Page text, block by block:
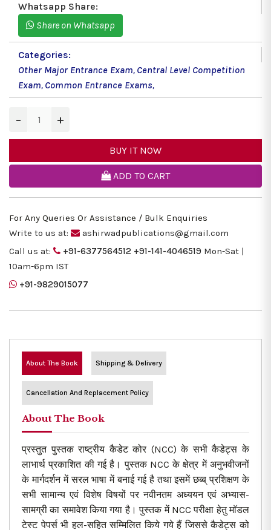
Whatsapp Share:
Share on Whatsapp
Categories:
Other Major Entrance Exam, Central Level Competition
Exam, Common Entrance Exams,
− +
BUY IT NOW
ADD TO CART
For Any Queries Or Assistance / Bulk Enquiries
Write to us at:
ashirwadpublications@gmail.com
Call us at:
+91-6377564512 +91-141-4046519 Mon-Sat |
10am-6pm IST
+91-9829015077
About The Book Shipping & Delivery
Cancellation And Replacement Policy
About The Book
प्रस्तुत पुस्तक राष्ट्रीय कैडेट कोर (NCC) के सभी कैडेट्स के
लाभार्थ प्रकाशित की गई है। पुस्तक NCC के क्षेत्र में अनुभवीजनों
के मार्गदर्शन में सरल भाषा में बनाई गई है तथा इसमें छब्ब् प्रशिक्षण के
सभी सामान्य एवं विशेष विषयों पर नवीनतम अध्ययन एवं अभ्यास-
सामग्री का समावेश किया गया है। पुस्तक में NCC परीक्षा हेतु माॅडल
टेस्ट पेपर्स भी हल-सहित सम्मिलित किये गये हैं जिससे कैडेट्स को